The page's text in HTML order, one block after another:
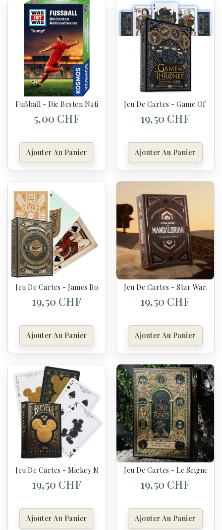
Fußball - Die Besten Nationalteams - Was Ist Was Trumpf
5,00 CHF
Ajouter Au Panier
Jeu De Cartes - Game Of
19,50 CHF
Ajouter Au Panier
Jeu De Cartes - James Bond 007
19,50 CHF
Ajouter Au Panier
Jeu De Cartes - Star Wars
19,50 CHF
Ajouter Au Panier
Jeu De Cartes - Mickey Mouse
19,50 CHF
Ajouter Au Panier
Jeu De Cartes - Le Seigneur
19,50 CHF
Ajouter Au Panier